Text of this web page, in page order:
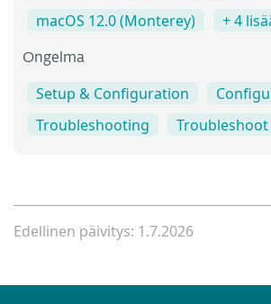
macOS 12.0 (Monterey)
+ 4
Ongelma
Setup & Configuration
Troubleshooting
Troubleshoot
Edellinen päivitys: 1.7.2026